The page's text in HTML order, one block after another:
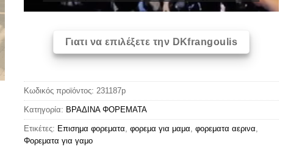
Γιατι να επιλέξετε την DKfrangoulis
Κωδικός προϊόντος: 231187p
Κατηγορία: ΒΡΑΔΙΝΑ ΦΟΡΕΜΑΤΑ
Ετικέτες: Επισημα φορεματα, φορεμα για μαμα, φορεματα αερινα,
Φορεματα για γαμο